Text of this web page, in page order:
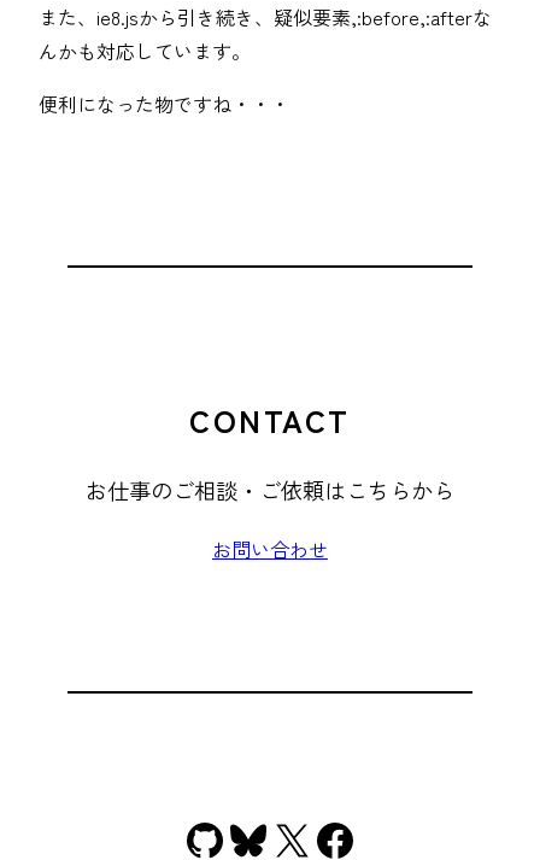
また、ie8.jsから引き続き、疑似要素,:before,:afterな
んかも対応しています。
便利になった物ですね・・・
CONTACT
お仕事のご相談・ご依頼はこちらから
お問い合わせ
GitHub
Bluesky
X Facebook